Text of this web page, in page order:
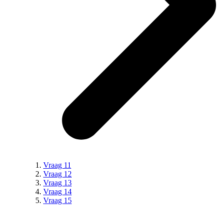
Vraag 11
Vraag 12
Vraag 13
Vraag 14
Vraag 15